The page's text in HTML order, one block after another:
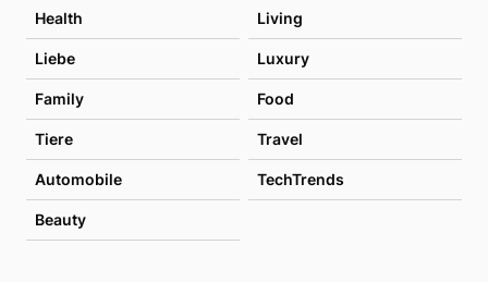
Health Living
Liebe Luxury
Family Food
Tiere Travel
Automobile TechTrends
Beauty